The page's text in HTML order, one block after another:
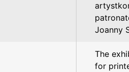
Joanny
The
for